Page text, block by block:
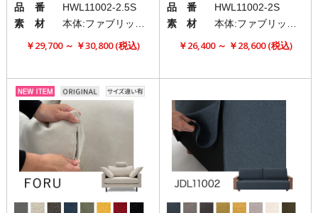
品 番
HWL11002-2.5S
素 材
￥29,700 ～ ￥30,800 (税込)
品 番
HWL11002-2S
素 材
￥26,400 ～ ￥28,600 (税込)